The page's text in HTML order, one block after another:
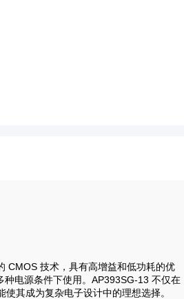
CMOS 技术，具有高增益和低功耗的优
电源条件下使用。AP393SG-13 不仅在
其成为复杂电子设计中的理想选择。